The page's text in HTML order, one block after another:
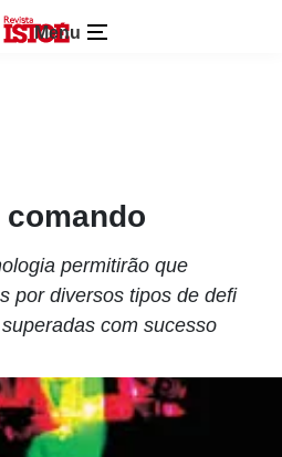
Menu
permitirão que
por diversos tipos de defi
com sucesso